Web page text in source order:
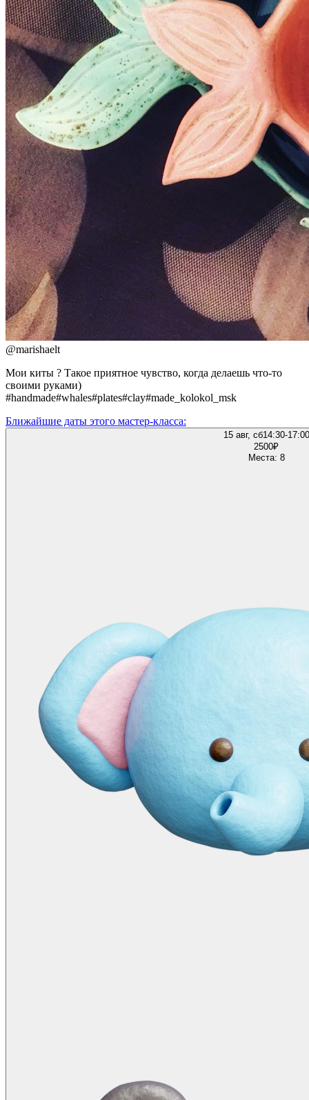
@marishaelt
Мои киты ? Такое приятное чувство, когда делаешь что-то
своими руками)
#handmade#whales#plates#clay#made_kolokol_msk
Ближайшие даты этого мастер‑класса:
15 авг, сб14:30-17:00
2500₽
Места: 8